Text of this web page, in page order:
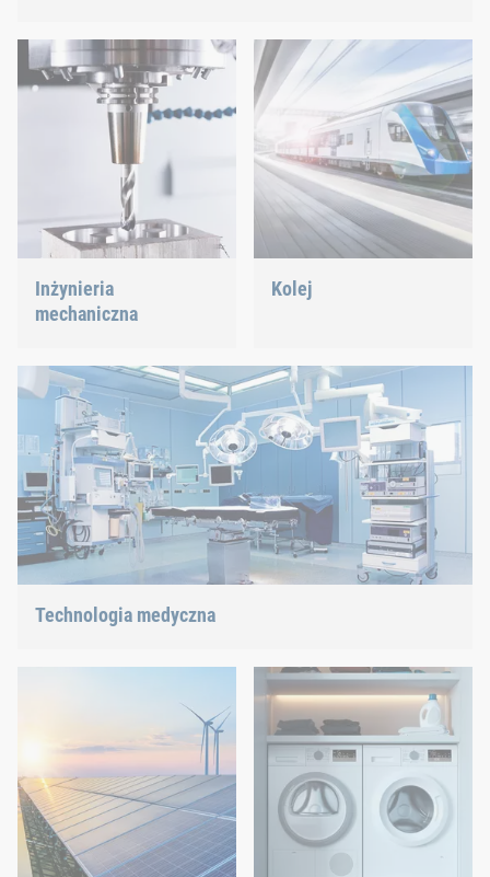
hybrydowe – mamy właściwą odpowiedź na aktualne trendy.
Inżynieria
mechaniczna
innowacyjną branżę
innowacyjnymi
rozwiązaniami
połączeniowymi.
Kolej
klinczującymi lub
częściami typu C –
oferujemy odpowiednie
rozwiązanie.
Technologia medyczna
wysoce wymagających technologii.